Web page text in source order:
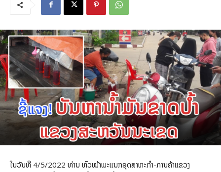
ໃນວັນທີ 4/5/2022 ທ່ານ ຫົວໜ້າພະແນກອຸດສາຫະກຳ-ການຄ້າແຂວງ